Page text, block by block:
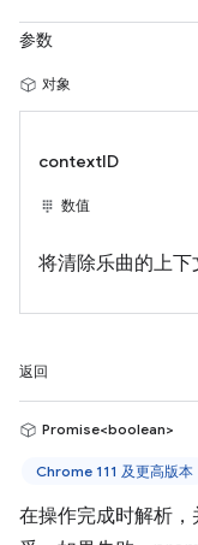
参数
对象
contextID
数值
将清除乐曲的上下
返回
Promise<boolean>
Chrome 111 及更高版本
在操作完成时解析